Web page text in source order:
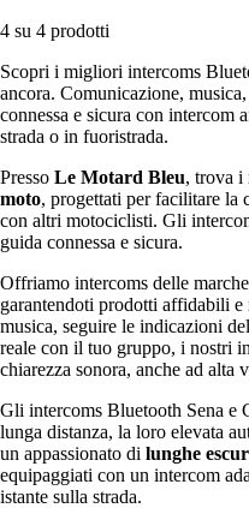
4 su 4 prodotti
Scopri i migliori intercoms
ancora. Comunicazione,
connessa e sicura con
strada o in fuoristrada.
Presso Le Motard Bleu, trova i
moto, progettati per facilitare la
con altri motociclisti. Gli
guida connessa e sicura.
Offriamo intercoms delle
garantendoti prodotti affidabili
musica, seguire le indicazioni
reale con il tuo gruppo, i nostri
chiarezza sonora, anche ad alta
Gli intercoms Bluetooth Sena e
lunga distanza, la loro elevata
un appassionato di lunghe
equipaggiati con un intercom
istante sulla strada.